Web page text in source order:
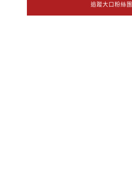
追蹤大口粉絲團